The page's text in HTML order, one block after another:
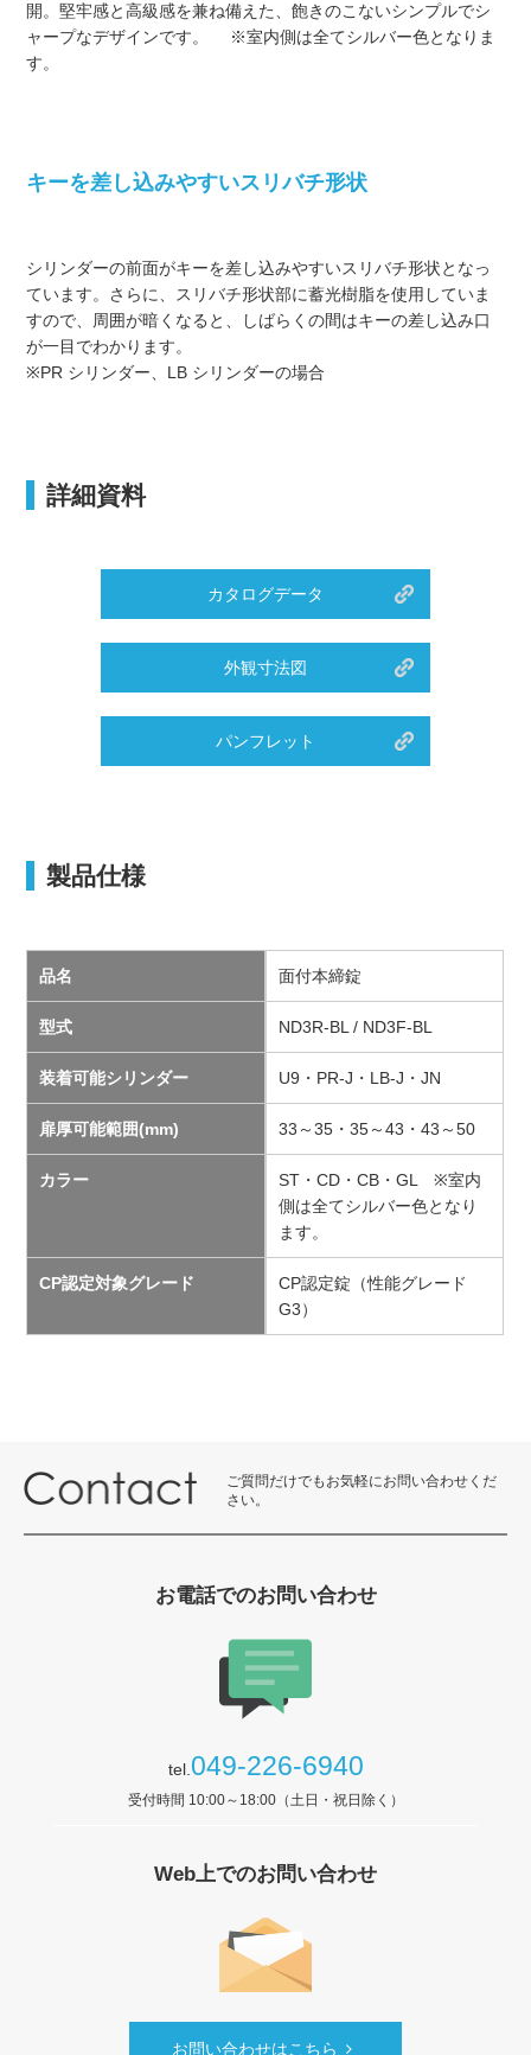
開。堅牢感と高級感を兼ね備えた、飽きのこないシンプルでシ
ャープなデザインです。 ※室内側は全てシルバー色となりま
す。
キーを差し込みやすいスリバチ形状
シリンダーの前面がキーを差し込みやすいスリバチ形状となっ
ています。さらに、スリバチ形状部に蓄光樹脂を使用していま
すので、周囲が暗くなると、しばらくの間はキーの差し込み口
が一目でわかります。
※PR シリンダー、LB シリンダーの場合
詳細資料
カタログデータ
外観寸法図
パンフレット
製品仕様
品名 面付本締錠
型式 ND3R-BL / ND3F-BL
装着可能シリンダー U9・PR-J・LB-J・JN
扉厚可能範囲(mm) 33～35・35～43・43～50
カラー
ST・CD・CB・GL ※室内
側は全てシルバー色となり
ます。
CP認定対象グレード
CP認定錠（性能グレード
G3）
ご質問だけでもお気軽にお問い合わせくだ
さい。
お電話でのお問い合わせ
tel.049-226-6940
受付時間 10:00～18:00（土日・祝日除く）
Web上でのお問い合わせ
お問い合わせはこちら